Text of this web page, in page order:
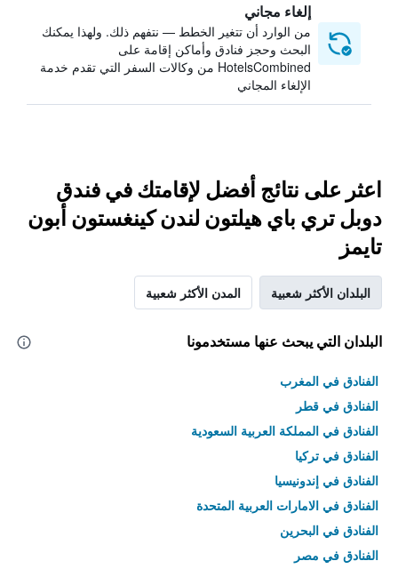
إلغاء مجاني
من الوارد أن تتغير الخطط — نتفهم ذلك. ولهذا يمكنك
البحث وحجز فنادق وأماكن إقامة على
HotelsCombined من وكالات السفر التي تقدم خدمة
الإلغاء المجاني
اعثر على نتائج أفضل لإقامتك في فندق
دوبل تري باي هيلتون لندن كينغستون أبون
تايمز
البلدان الأكثر شعبية المدن الأكثر شعبية
البلدان التي يبحث عنها مستخدمونا
الفنادق في المغرب
الفنادق في قطر
الفنادق في المملكة العربية السعودية
الفنادق في تركيا
الفنادق في إندونيسيا
الفنادق في الامارات العربية المتحدة
الفنادق في البحرين
الفنادق في مصر